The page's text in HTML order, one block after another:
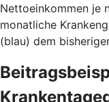
Nettoeinkommen je
monatliche
(blau) dem